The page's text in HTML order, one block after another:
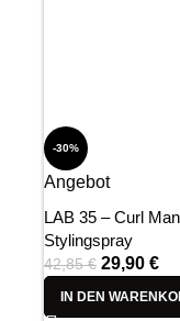
-30%
Angebot
LAB 35 – Curl
Stylingspray
42,85€ 29,90 €
IN DEN